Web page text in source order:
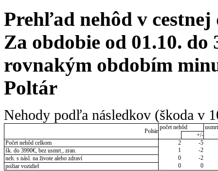
Prehľad nehôd v cestnej
Za obdobie od 01.10. do
rovnakým obdobím
Poltár
Nehody podľa následkov (škoda v
Poltár
počet nehôd
+/-
Počet nehôd celkom
2
-5
šk. do 3990€, bez usmrt., zran.
1
-2
neh. s násl. na živote alebo zdraví
0
-2
požiar vozidiel
0 0